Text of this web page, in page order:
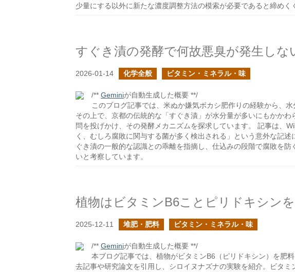
少量にする以外に新たな濃度調整方法の模索が必要であると締めく
すぐき漬の発酵で何故悪臭が発生しな
2026-01-14 化学全般 ビタミン・ミネラル・味
/** Geminiが自動生成した概要 **/
このブログ記事では、米ぬか嫌気ボカシ肥作りの経験から、
その上で、京都の伝統的な「すぐき漬」が水分量が多いにもかか
問を投げかけ、その発酵メカニズムを探求しています。 記事は、
く、むしろ腐敗に関与する菌が多く検出される」という意外な記
ぐき漬の一般的な認識との乖離を指摘し、仕込みの段階で腐敗を
いと考察しています。
植物はビタミンB6ことピリドキシン
2025-12-11 堆肥・肥料 ビタミン・ミネラル・味
/** Geminiが自動生成した概要 **/
本ブログ記事では、植物がビタミンB6（ピリドキシン）を肥
去記事や研究論文を引用し、シロイヌナズナの実験を紹介。ビタ